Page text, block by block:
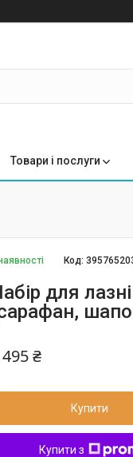
Товари і послуги
Код:
для
₴
Купити
Купити з